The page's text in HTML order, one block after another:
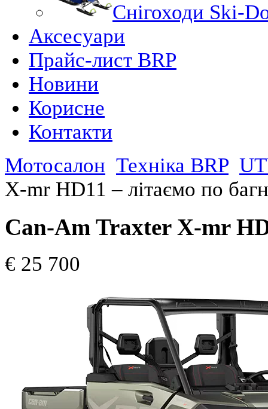
Снігоходи Ski-
Аксесуари
Прайс-лист BRP
Новини
Корисне
Контакти
Мотосалон Техніка BRP
X-mr HD11 – літаємо по
Can-Am Traxter X-mr
€ 25 700